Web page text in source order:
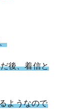
後、着信と
ようなので